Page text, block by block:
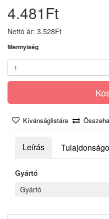
4.481Ft
Nettó ár: 3.528Ft
Mennyiség
Kívánságlistára
Leírás
Gyártó
Gyártó